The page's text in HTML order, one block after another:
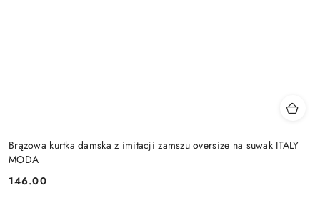
Brązowa kurtka damska z imitacji zamszu oversize na suwak ITALY
MODA
Cena:
146.00